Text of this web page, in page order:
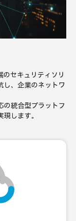
セキュリティソリ
し、企業のネットワ
の統合型プラットフ
します。